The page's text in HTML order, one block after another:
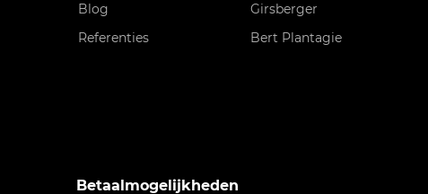
Blog
Girsberger
Referenties
Bert Plantagie
Betaalmogelijkheden